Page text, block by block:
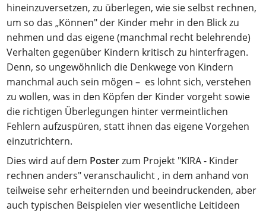
hineinzuversetzen, zu überlegen, wie sie selbst rechnen,
um so das „Können" der Kinder mehr in den Blick zu
nehmen und das eigene (manchmal recht belehrende)
Verhalten gegenüber Kindern kritisch zu hinterfragen.
Denn, so ungewöhnlich die Denkwege von Kindern
manchmal auch sein mögen – es lohnt sich, verstehen
zu wollen, was in den Köpfen der Kinder vorgeht sowie
die richtigen Überlegungen hinter vermeintlichen
Fehlern aufzuspüren, statt ihnen das eigene Vorgehen
einzutrichtern.
Dies wird auf dem Posterzum Projekt "KIRA - Kinder
rechnen anders" veranschaulicht , in dem anhand von
teilweise sehr erheiternden und beeindruckenden, aber
auch typischen Beispielen vier wesentliche Leitideen